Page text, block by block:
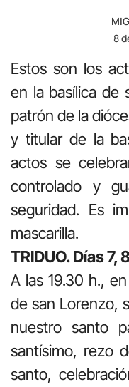
8
Estos son los
en la basílica de
patrón de la
y titular de la
actos se
controlado y
seguridad. Es
mascarilla.
TRIDUO. Días 7,
A las 19.30 h.,
de san Lorenzo,
nuestro santo
santísimo, rezo
santo,